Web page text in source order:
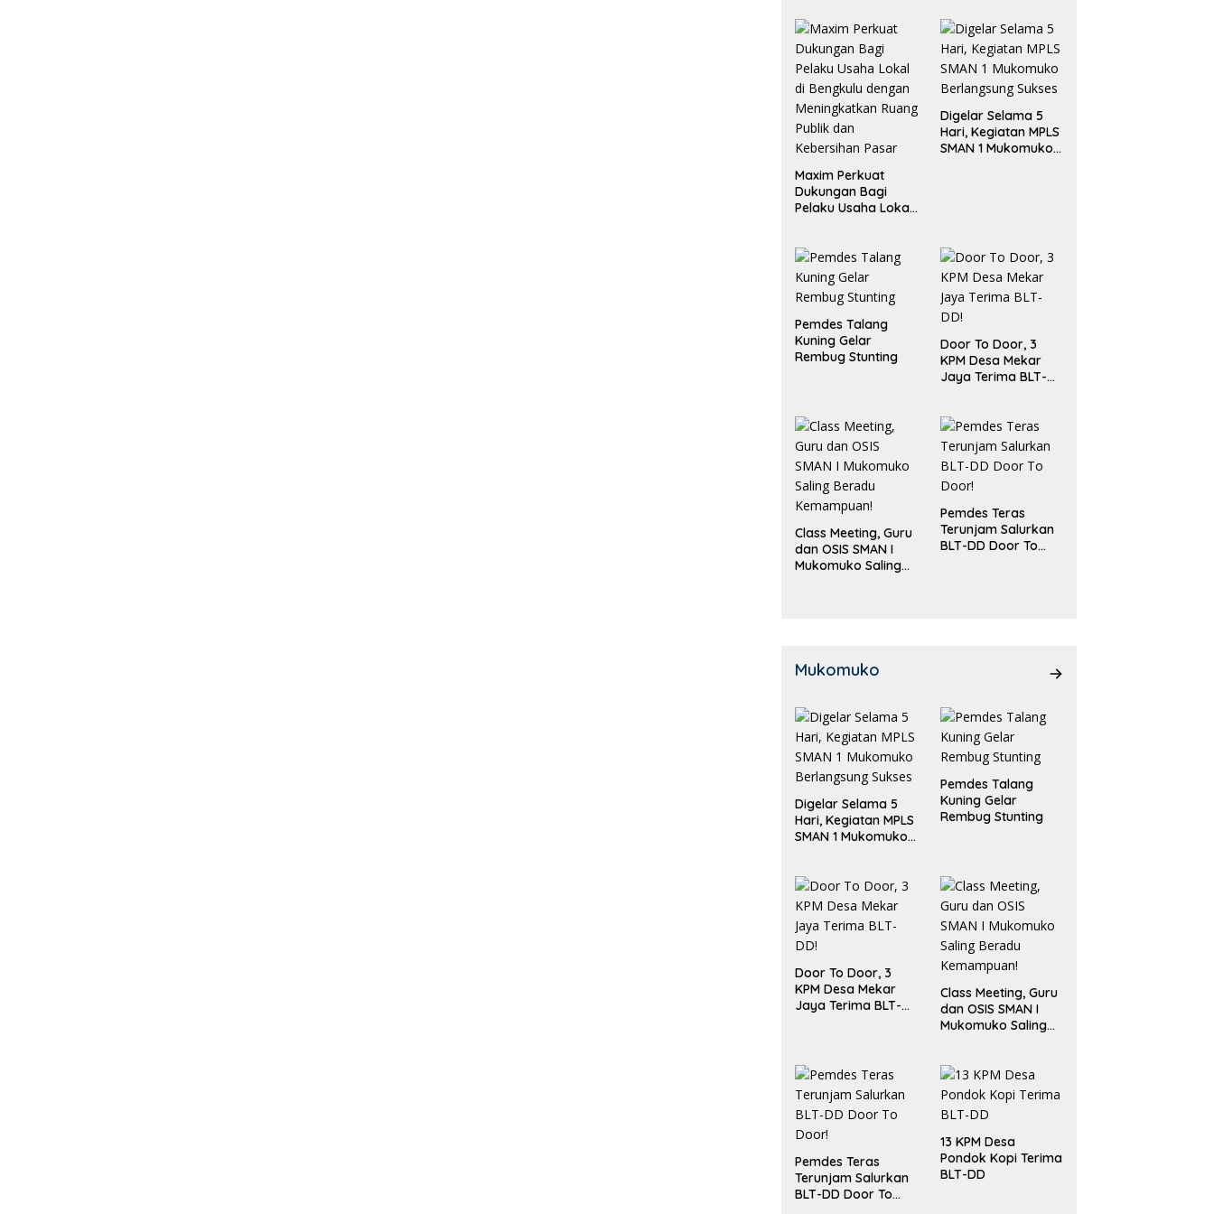
Maxim Perkuat
Dukungan Bagi
Pelaku Usaha Lokal
Ruang Publik dan
Kebersihan Pasar
Digelar Selama 5
Hari, Kegiatan MPLS
SMAN 1 Mukomuko
Pemdes Talang
Kuning Gelar
Rembug Stunting
Door To Door, 3
KPM Desa Mekar
Jaya Terima BLT-
Class Meeting, Guru
dan OSIS SMAN I
Mukomuko Saling
Pemdes Teras
Terunjam Salurkan
BLT-DD Door To
Mukomuko
Digelar Selama 5
Hari, Kegiatan MPLS
SMAN 1 Mukomuko
Pemdes Talang
Kuning Gelar
Rembug Stunting
Door To Door, 3
KPM Desa Mekar
Jaya Terima BLT-
Class Meeting, Guru
dan OSIS SMAN I
Mukomuko Saling
Pemdes Teras
Terunjam Salurkan
BLT-DD Door To
13 KPM Desa
Pondok Kopi Terima
BLT-DD